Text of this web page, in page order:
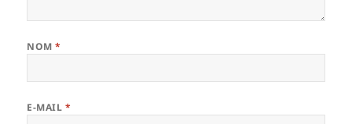
NOM*
E-MAIL *